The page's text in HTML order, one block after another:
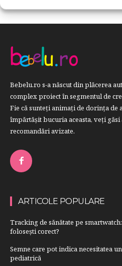
Bebelu.ro s-a născut din plăcerea
complex proiect în segmentul de
Fie că sunteţi animaţi de dorinţa de
împărtăşit bucuria aceasta, veți
recomandări avizate.
ARTICOLE POPULARE
Tracking de sănătate pe
folosești corect?
Semne care pot indica necesitatea
pediatrică